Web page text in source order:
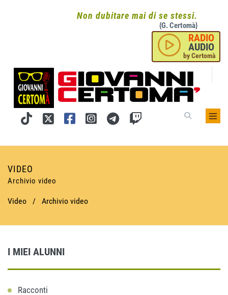
Non dubitare mai di se stessi.
{G. Certomà}
RADIO
AUDIO
by Certomà
VIDEO
Archivio video
Video / Archivio video
I MIEI ALUNNI
Racconti